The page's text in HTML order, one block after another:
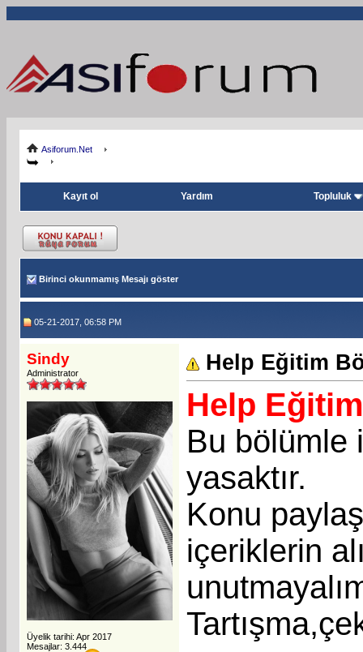
Asiforum.Net
Kayıt ol Yardım Topluluk
Birinci okunmamış Mesajı göster
05-21-2017, 06:58 PM
Sindy
Administrator
Üyelik tarihi: Apr 2017
Mesajlar: 3.444
Help Eğitim
Help Eğitim
Bu bölümle
yasaktır.
Konu
içeriklerin